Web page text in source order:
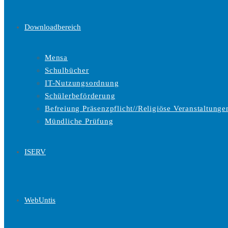
Downloadbereich
Mensa
Schulbücher
IT-Nutzungsordnung
Schülerbeförderung
Befreiung Präsenzpflicht//Religiöse
Mündliche Prüfung
ISERV
WebUntis